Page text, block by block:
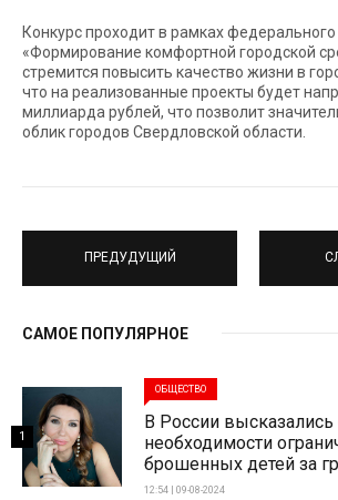
Конкурс проходит в рамках федерального
«Формирование комфортной городской
стремится повысить качество жизни в
что на реализованные проекты будет
миллиарда рублей, что позволит
облик городов Свердловской области.
ПРЕДУДУЩИЙ
САМОЕ ПОПУЛЯРНОЕ
ОБЩЕСТВО
В России высказались
необходимости
брошенных детей за
12:54 | 09-08-2024
1